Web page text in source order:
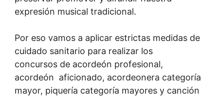
expresión musical tradicional.
Por eso vamos a aplicar estrictas medidas de
cuidado sanitario para realizar los
concursos de acordeón profesional,
acordeón aficionado, acordeonera categoría
mayor, piquería categoría mayores y canción